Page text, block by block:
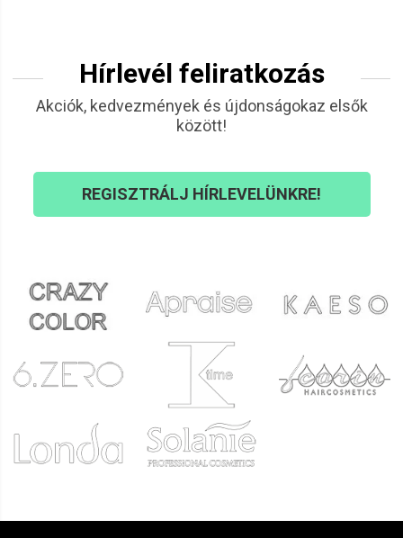
Hírlevél feliratkozás
Akciók, kedvezmények és újdonságokaz elsők
között!
REGISZTRÁLJ HÍRLEVELÜNKRE!